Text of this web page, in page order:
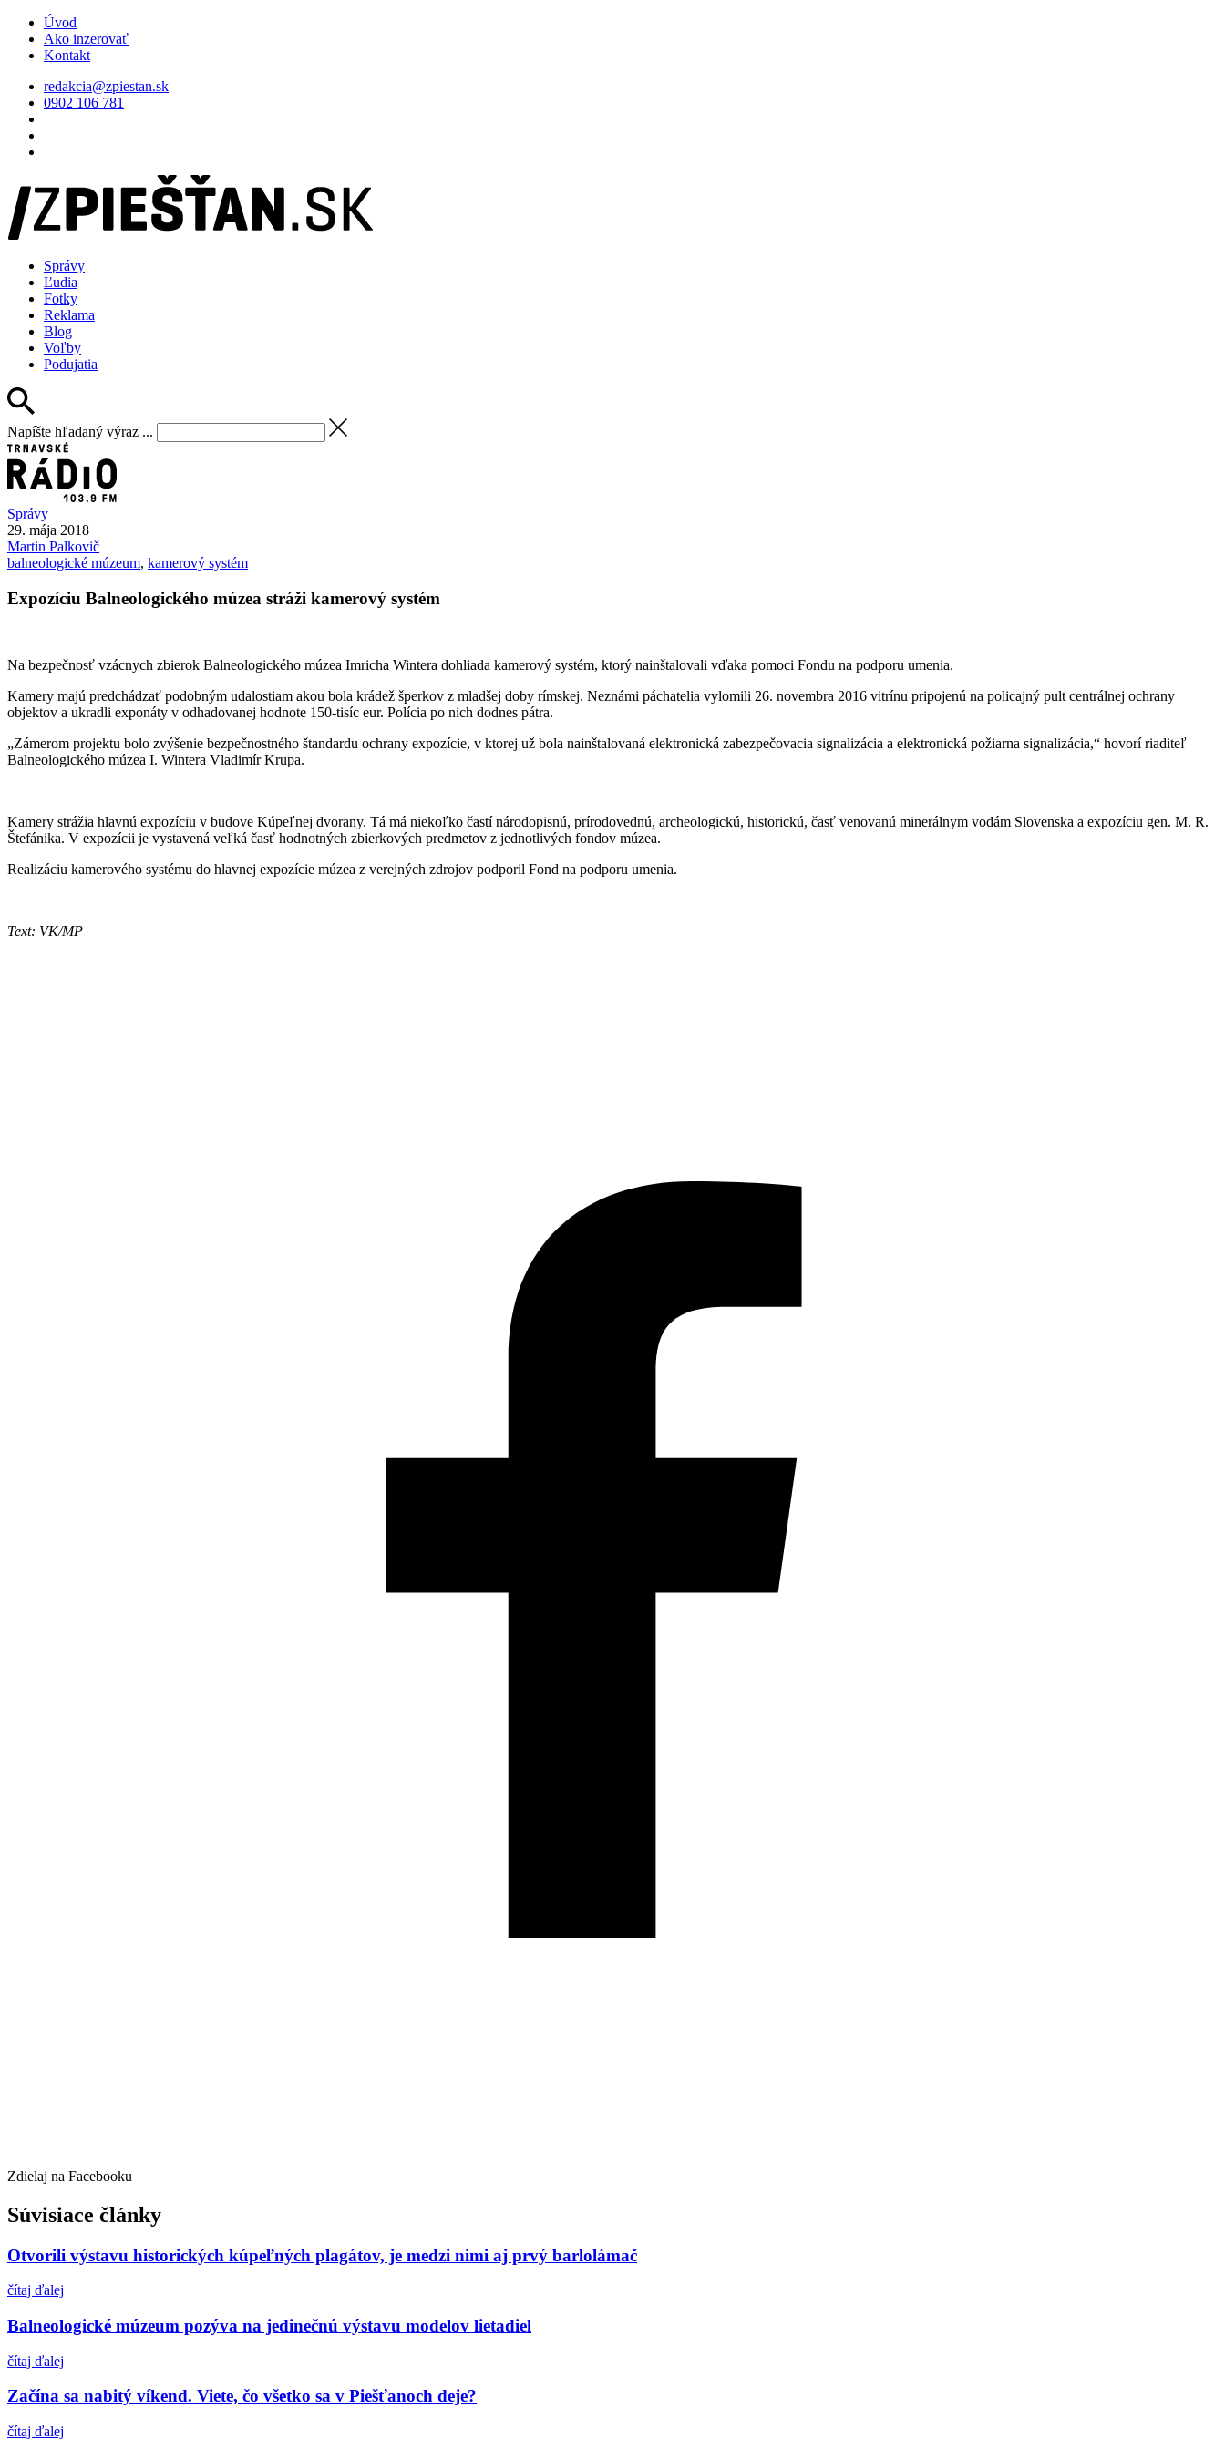
Úvod
Ako inzerovať
Kontakt
redakcia@zpiestan.sk
0902 106 781
Správy
Ľudia
Fotky
Reklama
Blog
Voľby
Podujatia
Napíšte hľadaný výraz ...
Správy
29. mája 2018
Martin Palkovič
balneologické múzeum, kamerový systém
Expozíciu Balneologického múzea stráži kamerový systém
Na bezpečnosť vzácnych zbierok Balneologického múzea Imricha Wintera dohliada kamerový systém, ktorý nainštalovali vďaka pomoci Fondu na podporu umenia.
Kamery majú predchádzať podobným udalostiam akou bola krádež šperkov z mladšej doby rímskej. Neznámi páchatelia vylomili 26. novembra 2016 vitrínu pripojenú na policajný pult centrálnej ochrany
objektov a ukradli exponáty v odhadovanej hodnote 150-tisíc eur. Polícia po nich dodnes pátra.
„Zámerom projektu bolo zvýšenie bezpečnostného štandardu ochrany expozície, v ktorej už bola nainštalovaná elektronická zabezpečovacia signalizácia a elektronická požiarna signalizácia,“ hovorí riaditeľ
Balneologického múzea I. Wintera Vladimír Krupa.
Kamery strážia hlavnú expozíciu v budove Kúpeľnej dvorany. Tá má niekoľko častí národopisnú, prírodovednú, archeologickú, historickú, časť venovanú minerálnym vodám Slovenska a expozíciu gen. M. R.
Štefánika. V expozícii je vystavená veľká časť hodnotných zbierkových predmetov z jednotlivých fondov múzea.
Realizáciu kamerového systému do hlavnej expozície múzea z verejných zdrojov podporil Fond na podporu umenia.
Text: VK/MP
Zdielaj na Facebooku
Súvisiace články
Otvorili výstavu historických kúpeľných plagátov, je medzi nimi aj prvý barlolámač
čítaj ďalej
Balneologické múzeum pozýva na jedinečnú výstavu modelov lietadiel
čítaj ďalej
Začína sa nabitý víkend. Viete, čo všetko sa v Piešťanoch deje?
čítaj ďalej